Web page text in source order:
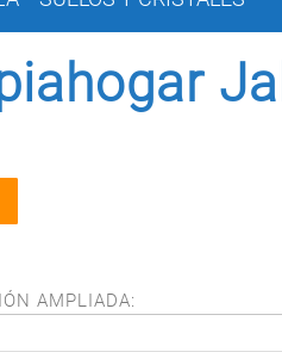
AMPLIADA: